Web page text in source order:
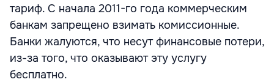
тариф. С начала 2011-го года коммерческим
банкам запрещено взимать комиссионные.
Банки жалуются, что несут финансовые потери,
из-за того, что оказывают эту услугу
бесплатно.